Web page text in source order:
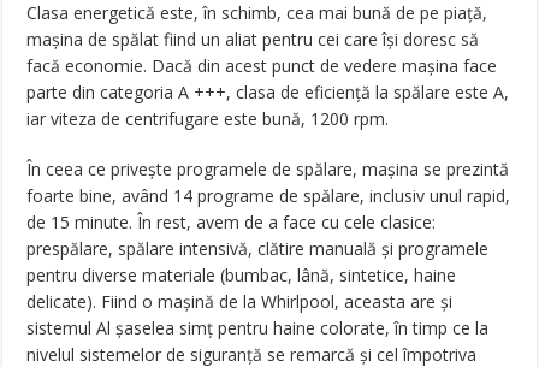
Clasa energetică este, în schimb, cea mai bună de pe piaţă,
maşina de spălat fiind un aliat pentru cei care îşi doresc să
facă economie. Dacă din acest punct de vedere maşina face
parte din categoria A +++, clasa de eficienţă la spălare este A,
iar viteza de centrifugare este bună, 1200 rpm.
În ceea ce priveşte programele de spălare, maşina se prezintă
foarte bine, având 14 programe de spălare, inclusiv unul rapid,
de 15 minute. În rest, avem de a face cu cele clasice:
prespălare, spălare intensivă, clătire manuală şi programele
pentru diverse materiale (bumbac, lână, sintetice, haine
delicate). Fiind o maşină de la Whirlpool, aceasta are şi
sistemul Al şaselea simţ pentru haine colorate, în timp ce la
nivelul sistemelor de siguranţă se remarcă şi cel împotriva